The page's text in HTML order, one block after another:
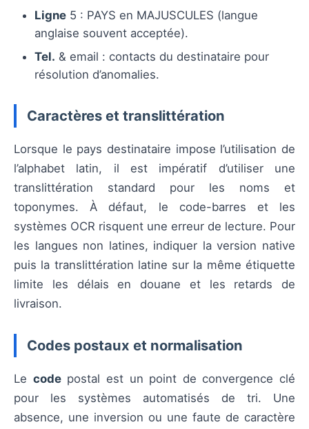
Ligne 5 : PAYS en MAJUSCULES (langue
anglaise souvent acceptée).
Tel. & email : contacts du destinataire pour
résolution d’anomalies.
Caractères et translittération
Lorsque le pays destinataire impose l’utilisation de
l’alphabet latin, il est impératif d’utiliser une
translittération standard pour les noms et
toponymes. À défaut, le code-barres et les
systèmes OCR risquent une erreur de lecture. Pour
les langues non latines, indiquer la version native
puis la translittération latine sur la même étiquette
limite les délais en douane et les retards de
livraison.
Codes postaux et normalisation
Le codepostal est un point de convergence clé
pour les systèmes automatisés de tri. Une
absence, une inversion ou une faute de caractère